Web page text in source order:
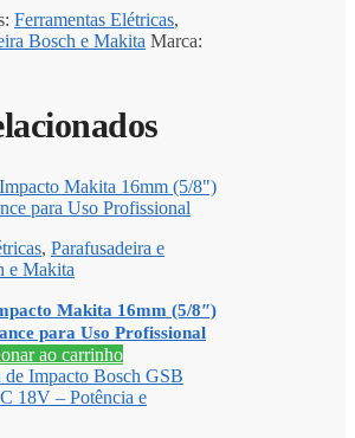
Ferramentas Elétricas,
Bosch e Makita Marca:
, Parafusadeira e
e Makita
Makita 16mm (5/8″)
para Uso Profissional
ao carrinho